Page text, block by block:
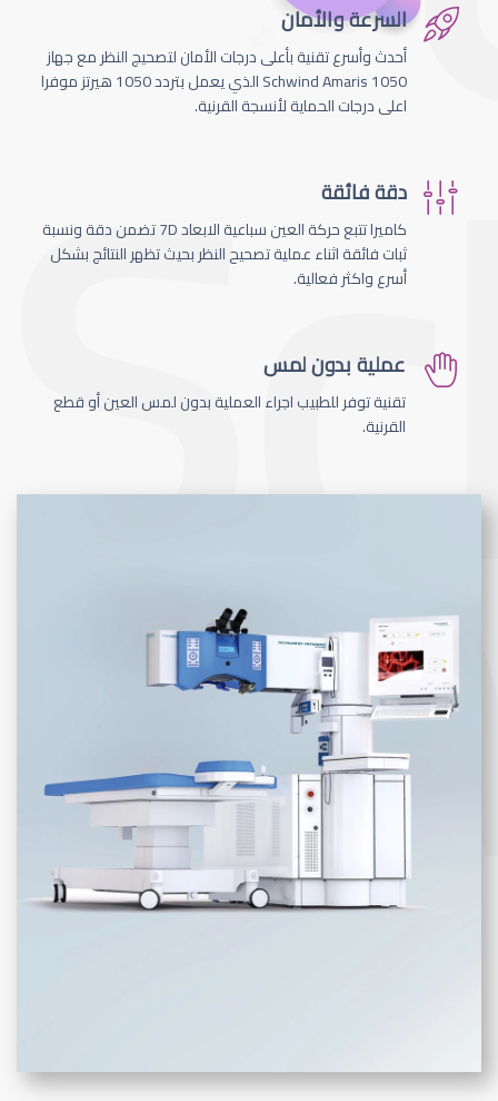
السرعة والأمان
أحدث وأسرع تقنية بأعلى درجات الأمان لتصحيج النظر مع جهاز
Schwind Amaris 1050 الذي يعمل بتردد 1050 هيرتز موفرا
اعلى درجات الحماية لأنسجة القرنية.
دقة فائقة
كاميرا تتبع حركة العين سباعية الابعاد 7D تضمن دقة ونسبة
ثبات فائقة اثناء عملية تصحيح النظر بحيث تظهر النتائج بشكل
أسرع واكثر فعالية.
عملية بدون لمس
تقنية توفر للطبيب اجراء العملية بدون لمس العين أو قطع
القرنية.